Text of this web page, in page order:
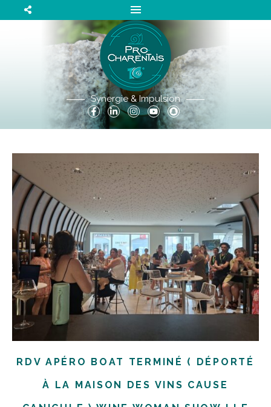
Synergie & Impulsion
RDV APÉRO BOAT TERMINÉ ( DÉPORTÉ
À LA MAISON DES VINS CAUSE